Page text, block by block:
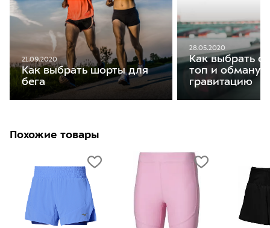
21.09.2020
Как выбрать шорты для
бега
28.05.2020
Как выбрать
топ и
гравитацию
Похожие товары